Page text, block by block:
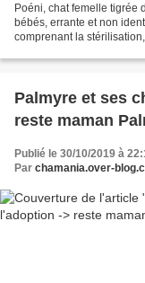
Poéni, chat femelle tigrée
bébés, errante et non
comprenant la
Palmyre et ses
reste maman
Publié le 30/10/2019 à
Par chamania.over-